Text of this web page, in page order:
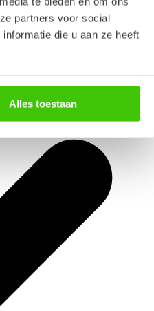
partners voor social
die u aan ze heeft
Alles toestaan